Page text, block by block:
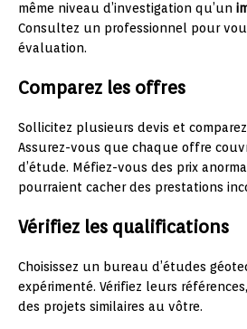
même niveau d’investigation qu’un
Consultez un professionnel pour
évaluation.
Comparez les offres
Sollicitez plusieurs devis et
Assurez-vous que chaque offre
d’étude. Méfiez-vous des prix
pourraient cacher des prestations
Vérifiez les qualifications
Choisissez un bureau d’études
expérimenté. Vérifiez leurs
des projets similaires au vôtre.